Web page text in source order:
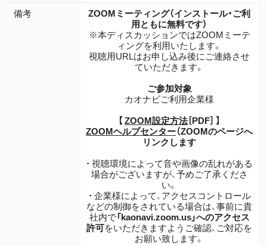
備考
ZOOMミーティング（インストール・ご利
用ともに無料です）
※本ディスカッションではZOOMミーテ
ィングを利用いたします。
視聴用URLはお申し込み後にご連絡させ
ていただきます。
ご参加対象
カオナビご利用企業様
【ZOOM設定方法［PDF］ 】
ZOOMヘルプセンター（ZOOMのページへ
リンクします
・ 視聴環境によって音や画像の乱れがある
場合がございますが、予めご了承くださ
い。
・ 企業様によって、アクセスコントロール
などの制御をされている場合は、事前に貴
社内で「kaonavi.zoom.us」へのアクセス
許可をいただきますようご確認、ご対応を
お願い致します。